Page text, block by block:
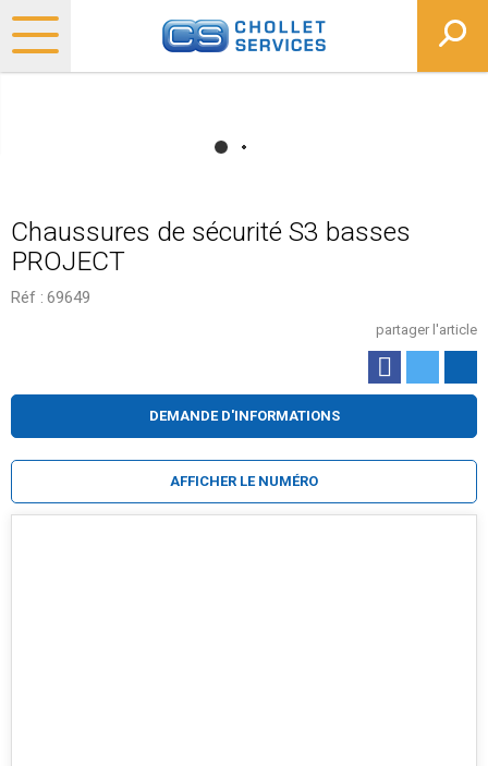
Chaussures de sécurité S3 basses
PROJECT
Réf : 69649
partager l'article
DEMANDE D'INFORMATIONS
AFFICHER LE NUMÉRO